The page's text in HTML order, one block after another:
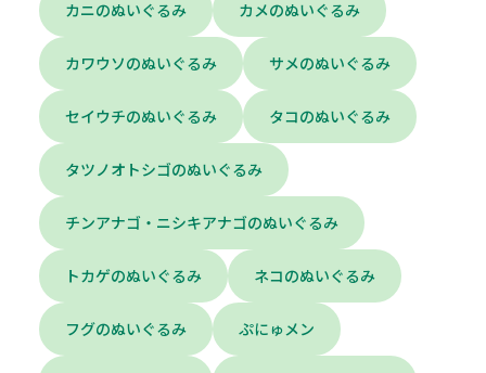
カニのぬいぐるみ カメのぬいぐるみ
カワウソのぬいぐるみ サメのぬいぐるみ
セイウチのぬいぐるみ タコのぬいぐるみ
タツノオトシゴのぬいぐるみ
チンアナゴ・ニシキアナゴのぬいぐるみ
トカゲのぬいぐるみ ネコのぬいぐるみ
フグのぬいぐるみ ぷにゅメン